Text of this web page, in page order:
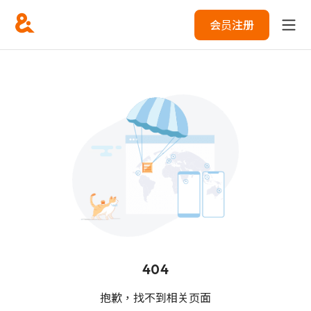
会员注册
404
抱歉，找不到相关页面